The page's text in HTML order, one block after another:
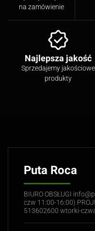
na zamówienie
Najlepsza jakość
Sprzedajemy jakościowe
produkty
Puta Roca
BIURO OBSŁUGI
czw 11:00-16:00)
513602600 wtorki-